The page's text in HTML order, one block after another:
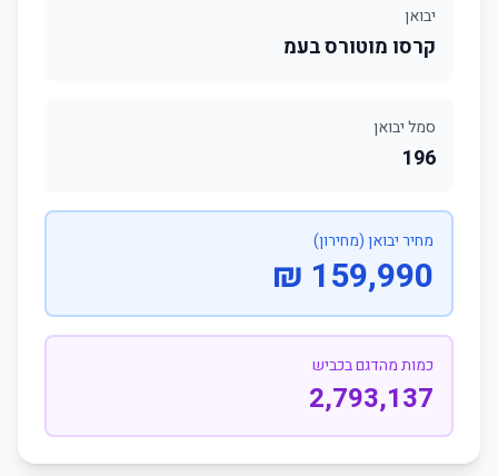
יבואן
קרסו מוטורס בעמ
סמל יבואן
196
מחיר יבואן (מחירון)
159,990 ₪
כמות מהדגם בכביש
2,793,137